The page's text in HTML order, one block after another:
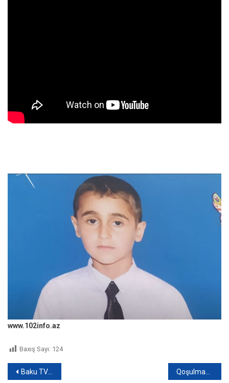
www.102info.az
Baxış Sayı: 124
Yazı
Baku TV əməkdaşı Ukraynadan xəbər verir: Mülki azərbaycanlı raket zərbələri nəticəsində həlak olub – VİDEO Qoşulmama Hərəkatının Parlament Şəbəkəsinin Bakı Bəyannaməsi qəbul edilib